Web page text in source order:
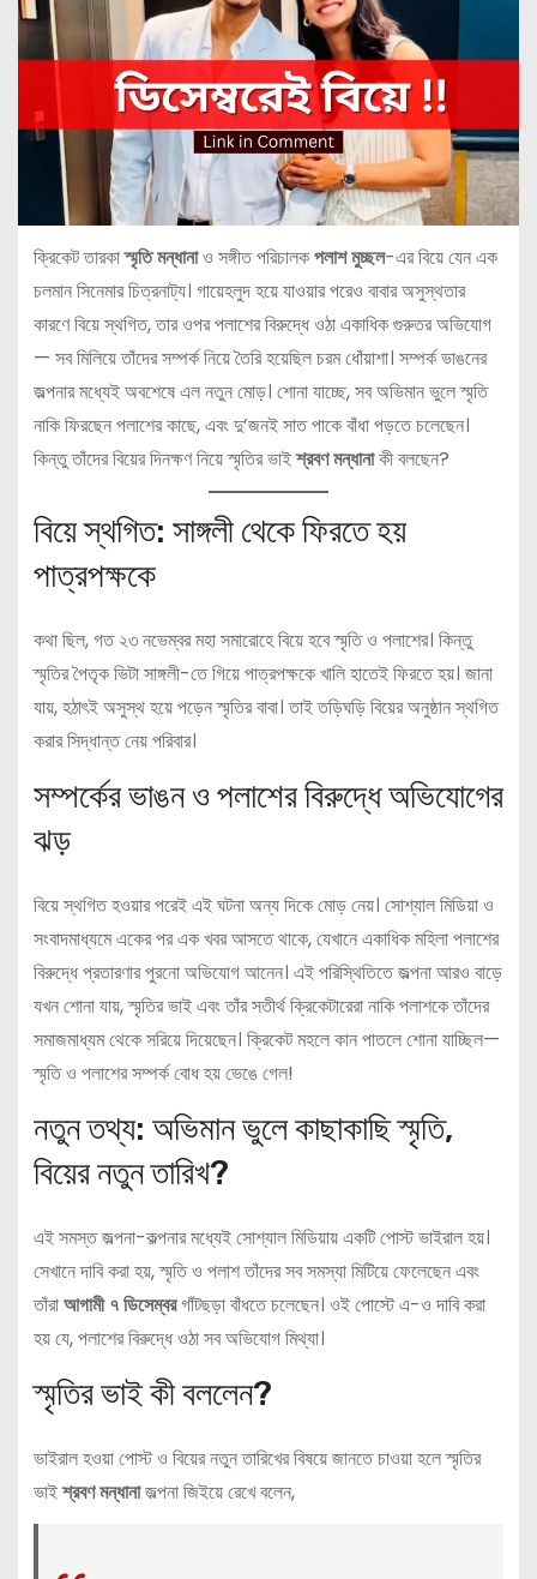
ক্রিকেট তারকাস্মৃতি মন্ধানাও সঙ্গীত পরিচালকপলাশ মুচ্ছল-এর বিয়ে যেন এক
চলমান সিনেমার চিত্রনাট্য। গায়েহলুদ হয়ে যাওয়ার পরেও বাবার অসুস্থতার
কারণে বিয়ে স্থগিত, তার ওপর পলাশের বিরুদ্ধে ওঠা একাধিক গুরুতর অভিযোগ
— সব মিলিয়ে তাঁদের সম্পর্ক নিয়ে তৈরি হয়েছিল চরম ধোঁয়াশা। সম্পর্ক ভাঙনের
জল্পনার মধ্যেই অবশেষে এল নতুন মোড়। শোনা যাচ্ছে, সব অভিমান ভুলে স্মৃতি
নাকি ফিরছেন পলাশের কাছে, এবং দু’জনই সাত পাকে বাঁধা পড়তে চলেছেন।
কিন্তু তাঁদের বিয়ের দিনক্ষণ নিয়ে স্মৃতির ভাইশ্রবণ মন্ধানাকী বলছেন?
বিয়ে স্থগিত: সাঙ্গলী থেকে ফিরতে হয়
পাত্রপক্ষকে
কথা ছিল, গত ২৩ নভেম্বর মহা সমারোহে বিয়ে হবে স্মৃতি ও পলাশের। কিন্তু
স্মৃতির পৈতৃক ভিটা সাঙ্গলী-তে গিয়ে পাত্রপক্ষকে খালি হাতেই ফিরতে হয়। জানা
যায়, হঠাৎই অসুস্থ হয়ে পড়েন স্মৃতির বাবা। তাই তড়িঘড়ি বিয়ের অনুষ্ঠান স্থগিত
করার সিদ্ধান্ত নেয় পরিবার।
সম্পর্কের ভাঙন ও পলাশের বিরুদ্ধে অভিযোগের
ঝড়
বিয়ে স্থগিত হওয়ার পরেই এই ঘটনা অন্য দিকে মোড় নেয়। সোশ্যাল মিডিয়া ও
সংবাদমাধ্যমে একের পর এক খবর আসতে থাকে, যেখানে একাধিক মহিলা পলাশের
বিরুদ্ধে প্রতারণার পুরনো অভিযোগ আনেন। এই পরিস্থিতিতে জল্পনা আরও বাড়ে
যখন শোনা যায়, স্মৃতির ভাই এবং তাঁর সতীর্থ ক্রিকেটারেরা নাকি পলাশকে তাঁদের
সমাজমাধ্যম থেকে সরিয়ে দিয়েছেন। ক্রিকেট মহলে কান পাতলে শোনা যাচ্ছিল—
স্মৃতি ও পলাশের সম্পর্ক বোধ হয় ভেঙে গেল!
নতুন তথ্য: অভিমান ভুলে কাছাকাছি স্মৃতি,
বিয়ের নতুন তারিখ?
এই সমস্ত জল্পনা-কল্পনার মধ্যেই সোশ্যাল মিডিয়ায় একটি পোস্ট ভাইরাল হয়।
সেখানে দাবি করা হয়, স্মৃতি ও পলাশ তাঁদের সব সমস্যা মিটিয়ে ফেলেছেন এবং
তাঁরাআগামী ৭ ডিসেম্বরগাঁটছড়া বাঁধতে চলেছেন। ওই পোস্টে এ-ও দাবি করা
হয় যে, পলাশের বিরুদ্ধে ওঠা সব অভিযোগ মিথ্যা।
স্মৃতির ভাই কী বললেন?
ভাইরাল হওয়া পোস্ট ও বিয়ের নতুন তারিখের বিষয়ে জানতে চাওয়া হলে স্মৃতির
ভাইশ্রবণ মন্ধানাজল্পনা জিইয়ে রেখে বলেন,